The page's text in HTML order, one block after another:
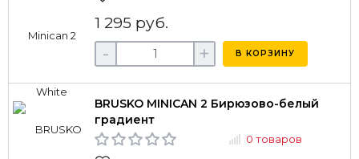
1 295 руб.
- + В КОРЗИНУ
BRUSKO MINICAN 2 Бирюзово-белый
градиент
0 товаров